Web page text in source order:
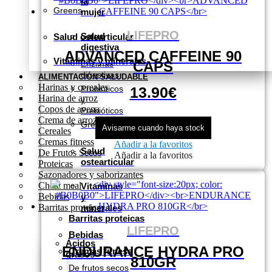
mujer
Salud
digestiva
Enzimas
digestivas
Probióticos
y
Prebióticos
Greens
Salud
ostearticular
Vitaminas
y
minerales
Ácidos
grasos
Greens
Salud ostearticular
Vitaminas y minerales
ALIMENTACIÓN SALUDABLE
Harinas y cereales
Harina de arroz
Copos de avena
Crema de arroz
Cereales
Cremas fitness
De Frutos Secos
Proteicas
Sazonadores y saborizantes
Cheat meal
Bebidas
Barritas proteicas
Barritas proteicas
Bebidas
Cremas fitness
De frutos secos
en
la
de
LIFEPRO
ADVANCED CAFFEINE 90
CAPS
13.90€Este
producto
variantes.
Las
opciones
pueden
elegir
en
la
de
Avisarme cuando haya stock
Añadir a la favoritos
Añadir a la favoritos
LIFEPRO
ENDURANCE HYDRA PRO
810GR